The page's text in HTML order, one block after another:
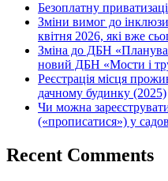
Безоплатну
Зміни вимог до
квітня 2026, які вже
Зміна до ДБН
новий ДБН «Мости і
Реєстрація місця
дачному будинку (2025)
Чи можна
(«прописатися») у
Recent Comments